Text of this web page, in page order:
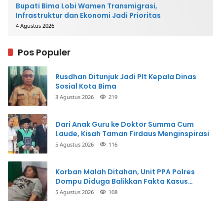
Bupati Bima Lobi Wamen Transmigrasi,
Infrastruktur dan Ekonomi Jadi Prioritas
4 Agustus 2026
Pos Populer
Rusdhan Ditunjuk Jadi Plt Kepala Dinas
Sosial Kota Bima
3 Agustus 2026 219
Dari Anak Guru ke Doktor Summa Cum
Laude, Kisah Taman Firdaus Menginspirasi
5 Agustus 2026 116
Korban Malah Ditahan, Unit PPA Polres
Dompu Diduga Balikkan Fakta Kasus
Penganiayaan
5 Agustus 2026 108